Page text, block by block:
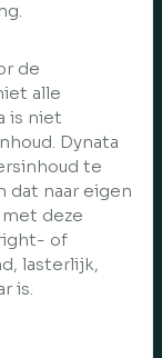
de
alle
is niet
Dynata
te
dat naar eigen
deze
of
lasterlijk,
is.